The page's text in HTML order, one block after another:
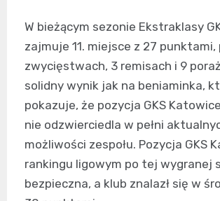
W bieżącym sezonie Ekstraklasy
zajmuje 11. miejsce z 27 punktami,
zwycięstwach, 3 remisach i 9
solidny wynik jak na beniaminka,
pokazuje, że pozycja GKS
nie odzwierciedla w pełni
możliwości zespołu. Pozycja GKS
rankingu ligowym po tej wygranej
bezpieczna, a klub znalazł się w